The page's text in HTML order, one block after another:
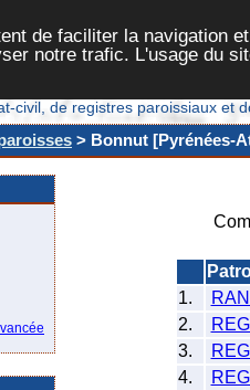
de faciliter la navigation
notre trafic. L'usage du
civil, de registres paroissiaux et
> Bonnut [Pyrénées-
1.
2.
3.
4.